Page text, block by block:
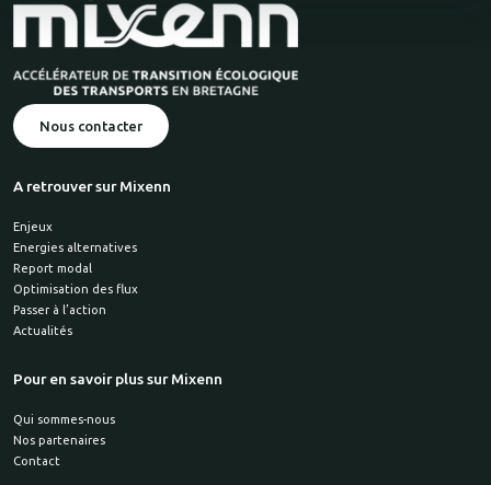
Nous contacter
A retrouver sur Mixenn
Enjeux
Energies alternatives
Report modal
Optimisation des flux
Passer à l’action
Actualités
Pour en savoir plus sur Mixenn
Qui sommes-nous
Nos partenaires
Contact